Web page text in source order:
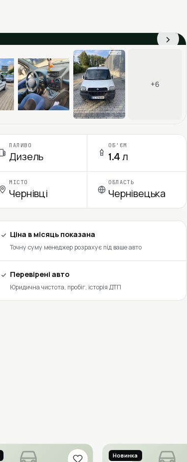
›
+6
ПАЛИВО
Дизель
ОБ'ЄМ
1.4 л
МІСТО
Чернівці
ОБЛАСТЬ
Чернівецька
Ціна в місяць показана
Точну суму менеджер розрахує під ваше авто
Перевірені авто
Юридична чистота, пробіг, історія ДТП
2020
Новинка